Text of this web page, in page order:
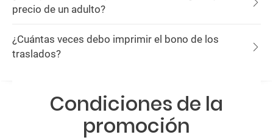
precio de un adulto?
¿Cuántas veces debo imprimir el bono de los
traslados?
Condiciones de la
promoción